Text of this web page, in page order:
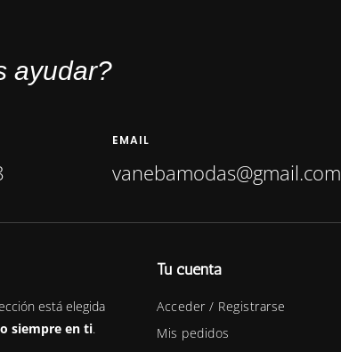
ayudar?
EMAIL
vanebamodas@gmail.com
está elegida
siempre en ti.
Tu cuenta
Acceder / Registrarse
Mis pedidos